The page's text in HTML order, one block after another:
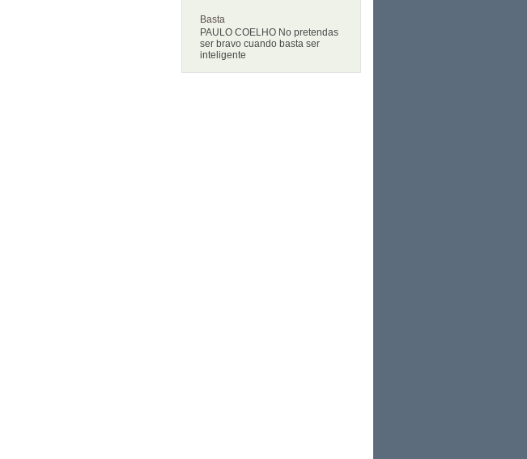
Basta
PAULO COELHO No pretendas
ser bravo cuando basta ser
inteligente